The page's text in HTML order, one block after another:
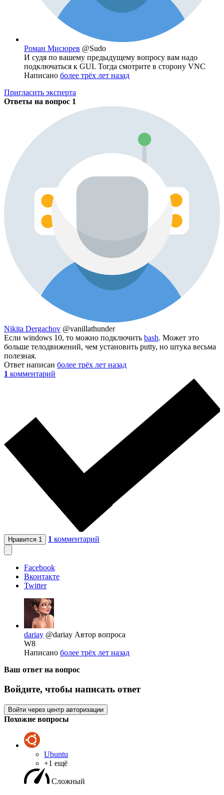
Роман Мисюрев @Sudo
И судя по вашему предыдущему вопросу вам надо
подключаться к GUI. Тогда смотрите в сторону VNC
Написано более трёх лет назад
Пригласить эксперта
Ответы на вопрос 1
Nikita Dergachov @vanillathunder
Если windows 10, то можно подключить bash. Может это
больше телодвижений, чем установить putty, но штука весьма
полезная.
Ответ написан более трёх лет назад
1 комментарий
Нравится 1 1 комментарий
Facebook
Вконтакте
Twitter
dariay @dariay Автор вопроса
W8
Написано более трёх лет назад
Ваш ответ на вопрос
Войдите, чтобы написать ответ
Войти через центр авторизации
Похожие вопросы
Ubuntu
+1 ещё
Сложный